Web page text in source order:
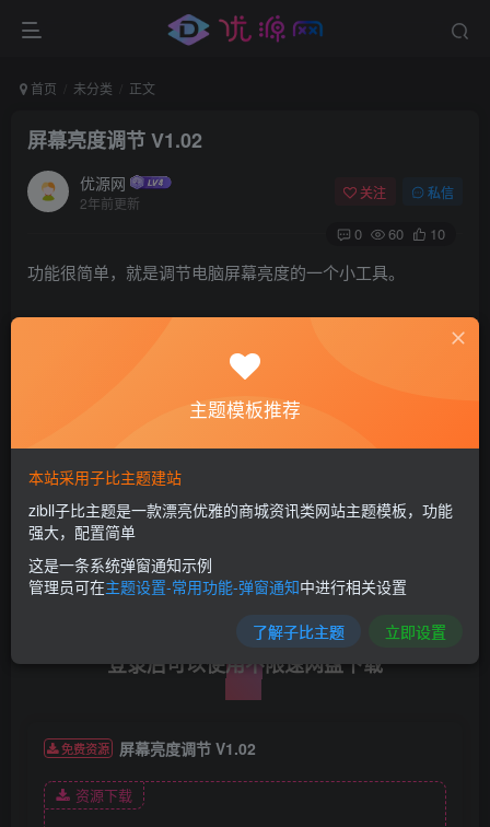
首页 未分类 正文
屏幕亮度调节 V1.02
优源网
2年前更新
关注 私信
0 60 10
功能很简单，就是调节电脑屏幕亮度的一个小工具。
自用电脑屏幕调度调节小工具，小巧方便，win7，win10都可
以用，无毒，不报错！可自定义定时。
密码: 2495
登录后可以使用不限速网盘下载
免费资源 屏幕亮度调节 V1.02
资源下载
主题模板推荐
本站采用子比主题建站
zibll子比主题是一款漂亮优雅的商城资讯类网站主题模板，功能
强大，配置简单
这是一条系统弹窗通知示例
管理员可在主题设置-常用功能-弹窗通知中进行相关设置
了解子比主题 立即设置